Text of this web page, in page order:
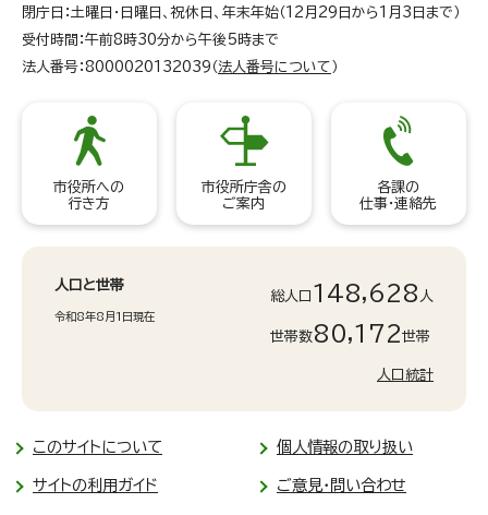
閉庁日：土曜日・日曜日、祝休日、年末年始（12月29日から1月3日まで）
受付時間：午前8時30分から午後5時まで
法人番号：8000020132039（ 法人番号について ）
市役所への
行き方
市役所庁舎の
ご案内
各課の
仕事・連絡先
人口と世帯
令和8年8月1日現在
総人口 148,628 人
世帯数80,172世帯
人口統計
このサイトについて 個人情報の取り扱い
サイトの利用ガイド ご意見・問い合わせ